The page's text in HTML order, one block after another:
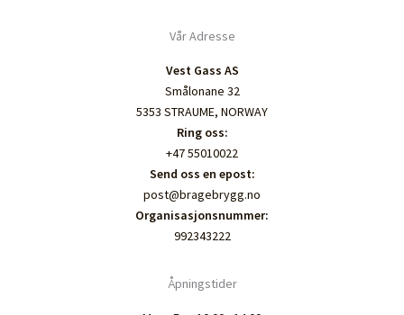
Vår Adresse
Vest Gass AS
Smålonane 32
5353 STRAUME, NORWAY
Ring oss:
+47 55010022
Send oss en epost:
post@bragebrygg.no
Organisasjonsnummer:
992343222
Åpningstider